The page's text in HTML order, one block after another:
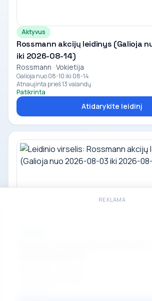
Aktyvus
Rossmann akcijų leidinys (Galioja
iki 2026-08-14)
Rossmann · Vokietija
Galioja nuo 08-10 iki 08-14
Atnaujinta prieš 13 valandų
Patikrinta
Atidarykite leidinį
REKLAMA